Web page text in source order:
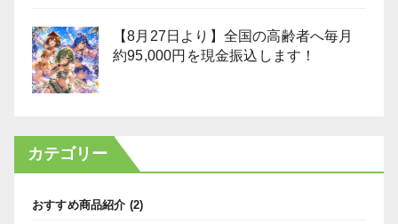
【8月27日より】全国の高齢者へ毎月
約95,000円を現金振込します！
カテゴリー
おすすめ商品紹介 (2)